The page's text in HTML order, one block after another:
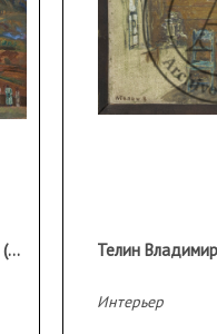
Орловский Виталий Абрамович (1931 г.р.)
Интерьер